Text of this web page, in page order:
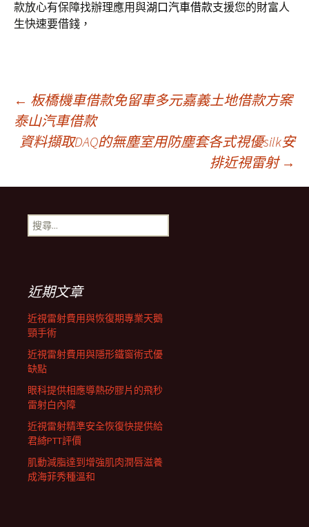
款放心有保障找辦理應用與湖口汽車借款支援您的財富人
生快速要借錢，
文
章
導
航
列
← 板橋機車借款免留車多元嘉義土地借款方案
泰山汽車借款
資料擷取DAQ的無塵室用防塵套各式視優silk安
排近視雷射 →
搜
尋
近期文章
近視雷射費用與恢復期專業天鵝
頸手術
近視雷射費用與隱形鐵窗術式優
缺點
眼科提供相應導熱矽膠片的飛秒
雷射白內障
近視雷射精準安全恢復快提供給
君綺PTT評價
肌動減脂達到增強肌肉潤唇滋養
成海菲秀種溫和